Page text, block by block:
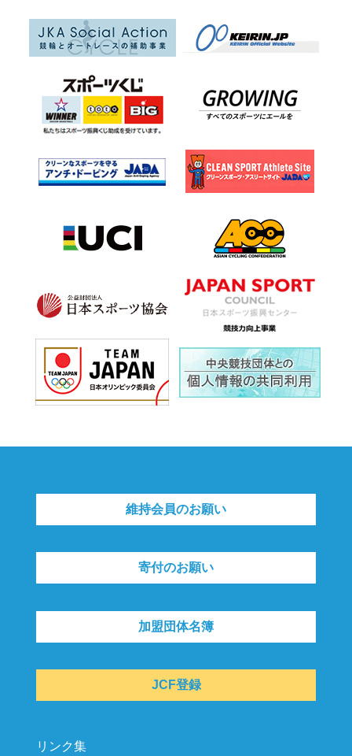
維持会員のお願い
寄付のお願い
加盟団体名簿
JCF登録
リンク集